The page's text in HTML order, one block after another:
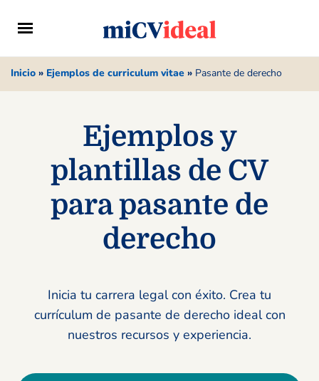
Inicio » Ejemplos de curriculum vitae » Pasante de derecho
Ejemplos y
plantillas de CV
para pasante de
derecho
Inicia tu carrera legal con éxito. Crea tu
currículum de pasante de derecho ideal con
nuestros recursos y experiencia.